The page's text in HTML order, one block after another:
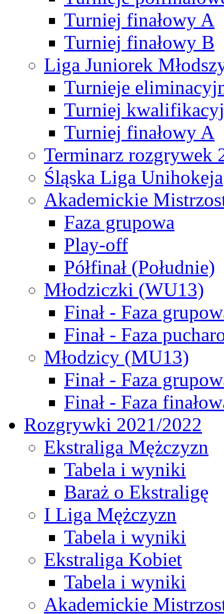
Turniej finałowy A
Turniej finałowy B
Liga Juniorek
Turnieje
Turniej
Turniej finałowy A
Terminarz rozgrywek
Śląska Liga Unihokeja
Akademickie
Faza grupowa
Play-off
Półfinał (Południe)
Młodziczki (WU13)
Finał - Faza
Finał - Faza
Młodzicy (MU13)
Finał - Faza
Finał - Faza
Rozgrywki 2021/2022
Ekstraliga Mężczyzn
Tabela i wyniki
Baraż o Ekstraligę
I Liga Mężczyzn
Tabela i wyniki
Ekstraliga Kobiet
Tabela i wyniki
Akademickie